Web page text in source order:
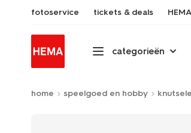
fotoservice tickets & deals
categorieën
home speelgoed en hobby